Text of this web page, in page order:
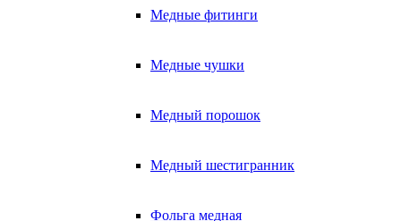
Медные фитинги
Медные чушки
Медный порошок
Медный шестигранник
Фольга медная